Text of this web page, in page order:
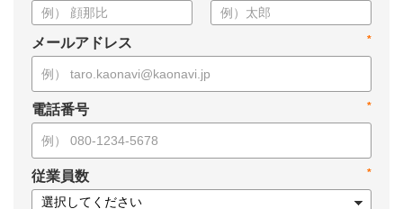
*
メールアドレス
*
電話番号
*
従業員数